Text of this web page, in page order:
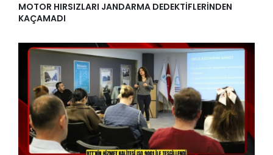
MOTOR HIRSIZLARI JANDARMA DEDEKTİFLERİNDEN
KAÇAMADI